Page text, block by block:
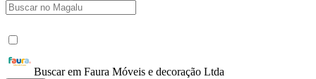
Buscar em Faura Móveis e decoração Ltda